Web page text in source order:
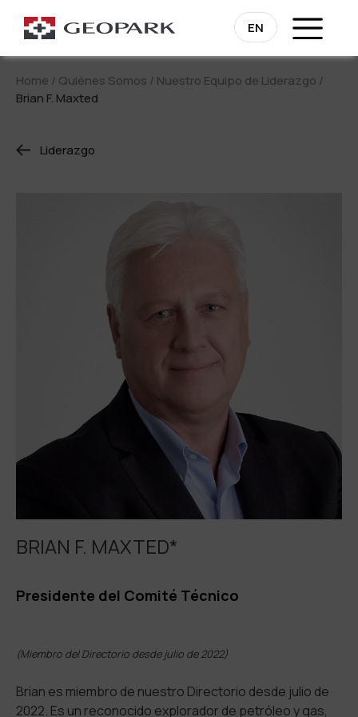
EN
Home / Quiénes Somos / Nuestro Equipo de Liderazgo /
Brian F. Maxted
Liderazgo
BRIAN F. MAXTED*
Presidente del Comité Técnico
(Miembro del Directorio desde julio de 2022)
Brian es miembro de nuestro Directorio desde julio de
2022. Es un reconocido explorador de petróleo y gas,